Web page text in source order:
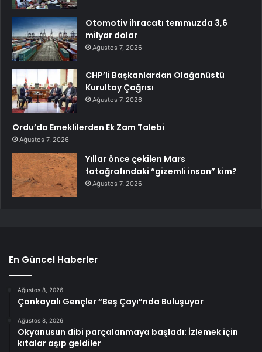
Otomotiv ihracatı temmuzda 3,6
milyar dolar
Ağustos 7, 2026
CHP’li Başkanlardan Olağanüstü
Kurultay Çağrısı
Ağustos 7, 2026
Ordu’da Emeklilerden Ek Zam Talebi
Ağustos 7, 2026
Yıllar önce çekilen Mars
fotoğrafındaki “gizemli insan” kim?
Ağustos 7, 2026
En Güncel Haberler
Ağustos 8, 2026
Çankayalı Gençler “Beş Çayı”nda Buluşuyor
Ağustos 8, 2026
Okyanusun dibi parçalanmaya başladı: İzlemek için
kıtalar aşıp geldiler